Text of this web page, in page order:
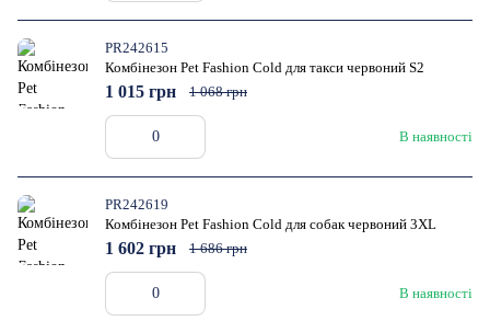
PR242615
Комбінезон Pet Fashion Cold для такси червоний S2
В наявності
1 015 грн 1 068 грн
PR242619
Комбінезон Pet Fashion Cold для собак червоний 3XL
В наявності
1 602 грн 1 686 грн